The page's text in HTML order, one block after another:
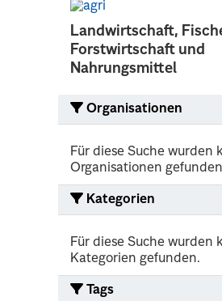
Landwirtschaft,
Forstwirtschaft und
Nahrungsmittel
Organisationen
Für diese Suche wurden
Organisationen
Kategorien
Für diese Suche wurden
Kategorien gefunden.
Tags